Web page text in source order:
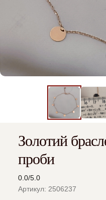
Золотий
проби
0.0/5.0
Артикул: 2506237